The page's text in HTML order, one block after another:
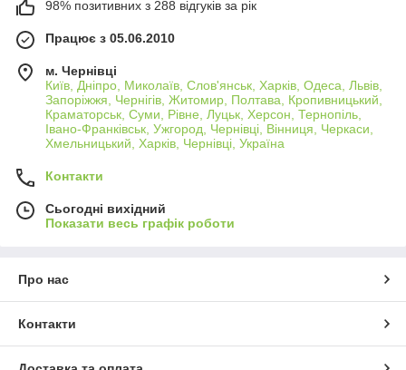
98% позитивних з 288 відгуків за рік
Працює з 05.06.2010
м. Чернівці
Київ, Дніпро, Миколаїв, Слов'янськ, Харків, Одеса, Львів,
Запоріжжя, Чернігів, Житомир, Полтава, Кропивницький,
Краматорськ, Суми, Рівне, Луцьк, Херсон, Тернопіль,
Івано-Франківськ, Ужгород, Чернівці, Вінниця, Черкаси,
Хмельницький, Харків, Чернівці, Україна
Контакти
Сьогодні вихідний
Показати весь графік роботи
Про нас
Контакти